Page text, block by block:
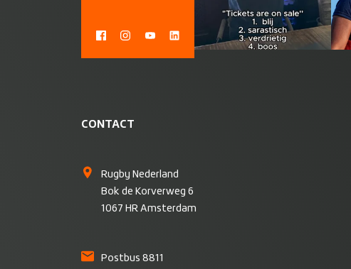
CONTACT
Rugby Nederland
Bok de Korverweg 6
1067 HR Amsterdam
Postbus 8811